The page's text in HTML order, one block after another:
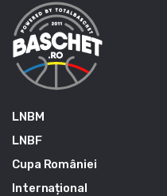
LNBM
LNBF
Cupa României
Internațional